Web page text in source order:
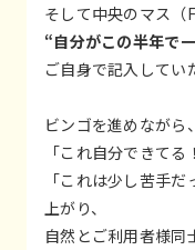
そして中央のマス（
“自分がこの半年で
ご自身で記入してい
ビンゴを進めながら、
「これ自分できてる
「これは少し苦手
上がり、
自然とご利用者様同